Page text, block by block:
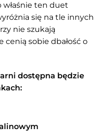
właśnie ten duet
się na tle innych
nie szukają
cenią sobie dbałość o
dostępna będzie